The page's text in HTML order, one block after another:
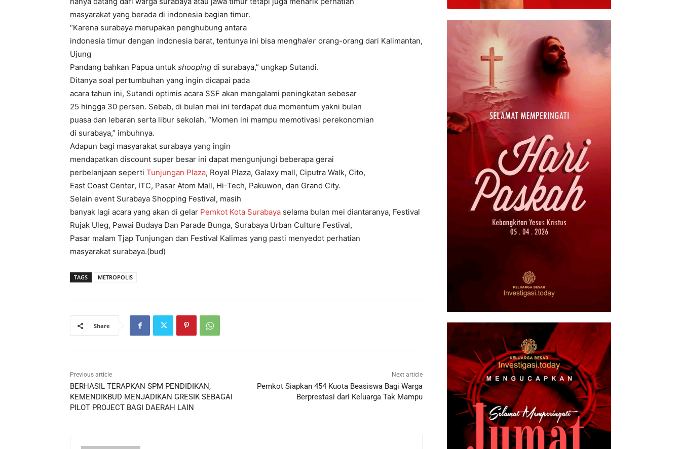
masyarakat yang berada di indonesia bagian timur.
“Karena surabaya merupakan penghubung antara
indonesia timur dengan indonesia barat, tentunya ini bisa menghaier orang-orang dari Kalimantan,
Ujung
Pandang bahkan Papua untuk shooping di surabaya,” ungkap Sutandi.
Ditanya soal pertumbuhan yang ingin dicapai pada
acara tahun ini, Sutandi optimis acara SSF akan mengalami peningkatan sebesar
25 hingga 30 persen. Sebab, di bulan mei ini terdapat dua momentum yakni bulan
puasa dan lebaran serta libur sekolah. “Momen ini mampu memotivasi perekonomian
di surabaya,” imbuhnya.
Adapun bagi masyarakat surabaya yang ingin
mendapatkan discount super besar ini dapat mengunjungi beberapa gerai
perbelanjaan seperti Tunjungan Plaza, Royal Plaza, Galaxy mall, Ciputra Walk, Cito,
East Coast Center, ITC, Pasar Atom Mall, Hi-Tech, Pakuwon, dan Grand City.
Selain event Surabaya Shopping Festival, masih
banyak lagi acara yang akan di gelar Pemkot Kota Surabaya selama bulan mei diantaranya, Festival
Rujak Uleg, Pawai Budaya Dan Parade Bunga, Surabaya Urban Culture Festival,
Pasar malam Tjap Tunjungan dan Festival Kalimas yang pasti menyedot perhatian
masyarakat surabaya.(bud)
TAGS METROPOLIS
Share
Previous article
BERHASIL TERAPKAN SPM PENDIDIKAN,
KEMENDIKBUD MENJADIKAN GRESIK SEBAGAI
PILOT PROJECT BAGI DAERAH LAIN
Next article
Pemkot Siapkan 454 Kuota Beasiswa Bagi Warga
Berprestasi dari Keluarga Tak Mampu